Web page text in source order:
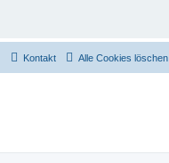
Alle Cookies löschen
Kontakt